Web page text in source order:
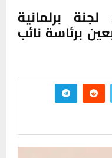
برلمانية
برئاسة نائب